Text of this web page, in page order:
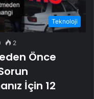
Teknoloji
2
Önce
İçin 12